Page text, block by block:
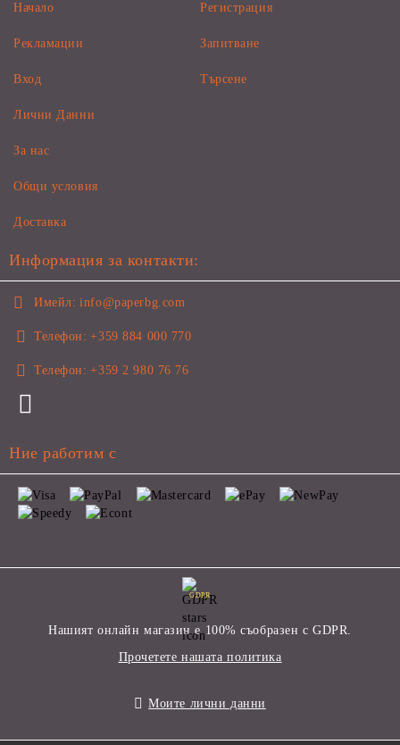
Начало
Рекламации
Вход
Регистрация
Запитване
Търсене
Лични Данни
За нас
Общи условия
Доставка
Информация за контакти:
Имейл: info@paperbg.com
Телефон: +359 884 000 770
Телефон: +359 2 980 76 76
Ние работим с
GDPR
Нашият онлайн магазин е 100% съобразен с GDPR.
Прочетете нашата политика
Моите лични данни